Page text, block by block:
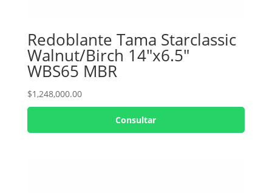
Redoblante Tama Starclassic
Walnut/Birch 14″x6.5″
WBS65 MBR
$1,248,000.00
Consultar